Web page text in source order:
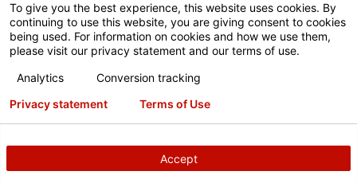
Conditions d’utilisation
Déclaration de confidentialité
Proposition 65 de Californie
Système RAPI
Brevets
Copyright© 2026 Hunter Engineering Company.Tous droits réservés.
To give you the best experience, this website uses cookies. By
continuing to use this website, you are giving consent to cookies
being used. For information on cookies and how we use them,
please visit our privacy statement and our terms of use.
Analytics
Conversion tracking
Accept
Privacy statement Terms of Use